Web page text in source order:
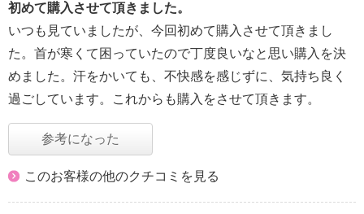
初めて購入させて頂きました。
いつも見ていましたが、今回初めて購入させて頂きまし
た。首が寒くて困っていたので丁度良いなと思い購入を決
めました。汗をかいても、不快感を感じずに、気持ち良く
過ごしています。これからも購入をさせて頂きます。
参考になった
このお客様の他のクチコミを見る